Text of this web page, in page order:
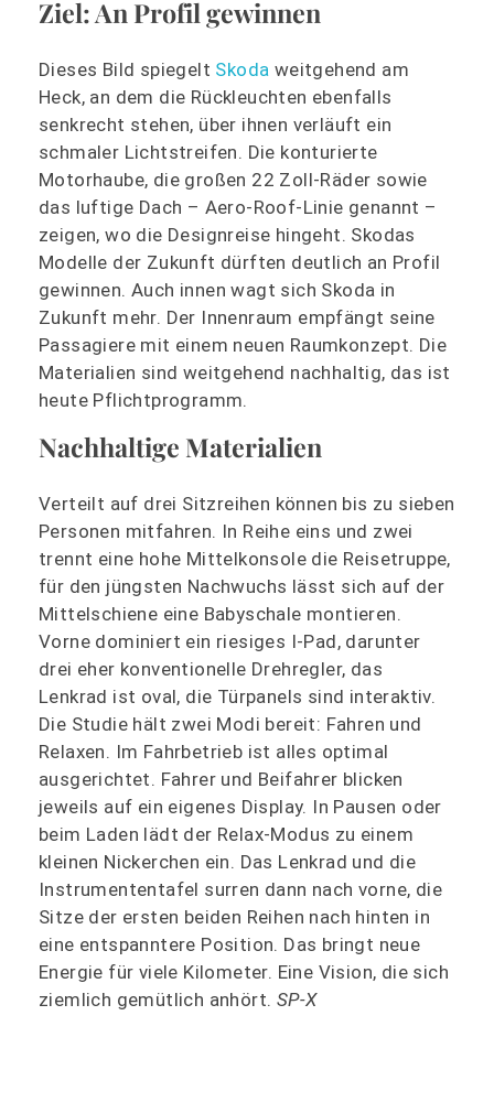
Ziel: An Profil gewinnen
Dieses Bild spiegelt Skoda weitgehend am
Heck, an dem die Rückleuchten ebenfalls
senkrecht stehen, über ihnen verläuft ein
schmaler Lichtstreifen. Die konturierte
Motorhaube, die großen 22 Zoll-Räder sowie
das luftige Dach – Aero-Roof-Linie genannt –
zeigen, wo die Designreise hingeht. Skodas
Modelle der Zukunft dürften deutlich an Profil
gewinnen. Auch innen wagt sich Skoda in
Zukunft mehr. Der Innenraum empfängt seine
Passagiere mit einem neuen Raumkonzept. Die
Materialien sind weitgehend nachhaltig, das ist
heute Pflichtprogramm.
Nachhaltige Materialien
Verteilt auf drei Sitzreihen können bis zu sieben
Personen mitfahren. In Reihe eins und zwei
trennt eine hohe Mittelkonsole die Reisetruppe,
für den jüngsten Nachwuchs lässt sich auf der
Mittelschiene eine Babyschale montieren.
Vorne dominiert ein riesiges I-Pad, darunter
drei eher konventionelle Drehregler, das
Lenkrad ist oval, die Türpanels sind interaktiv.
Die Studie hält zwei Modi bereit: Fahren und
Relaxen. Im Fahrbetrieb ist alles optimal
ausgerichtet. Fahrer und Beifahrer blicken
jeweils auf ein eigenes Display. In Pausen oder
beim Laden lädt der Relax-Modus zu einem
kleinen Nickerchen ein. Das Lenkrad und die
Instrumententafel surren dann nach vorne, die
Sitze der ersten beiden Reihen nach hinten in
eine entspanntere Position. Das bringt neue
Energie für viele Kilometer. Eine Vision, die sich
ziemlich gemütlich anhört. SP-X